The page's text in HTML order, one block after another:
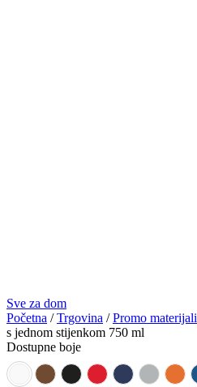
Sve za dom
Početna /Trgovina /Promo materijali
s jednom stijenkom 750 ml
Dostupne boje